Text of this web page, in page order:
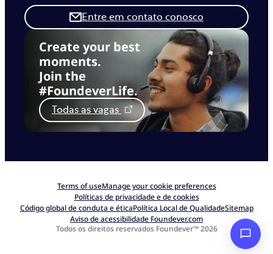
Create your best
moments.
Join the
#FoundeverLife.
Todas as vagas
Entre em contato conosco
Terms of useManage your cookie preferences
Políticas de privacidade e de cookies
Código global de conduta e éticaPolítica Local de QualidadeSitemap
Aviso de acessibilidade Foundever.com
Todos os direitos reservados Foundever™ 2026